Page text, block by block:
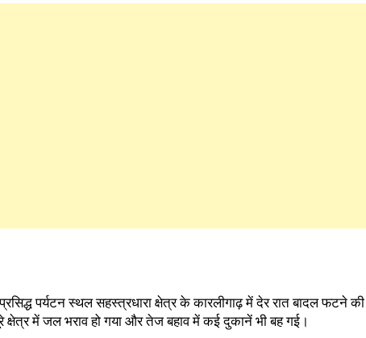
पर्यटन स्थल सहस्त्रधारा क्षेत्र के कारलीगाढ़ में देर रात बादल फटने
में जल भराव हो गया और तेज बहाव में कई दुकानें भी बह गई।